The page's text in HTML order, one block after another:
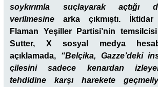
soykırımla suçlayarak açtığı
verilmesine arka çıkmıştı. İktidar
Flaman Yeşiller Partisi’nin
Sutter, X sosyal medya
açıklamada, “Belçika, Gazze’deki
çilesini sadece kenardan
tehdidine karşı harekete